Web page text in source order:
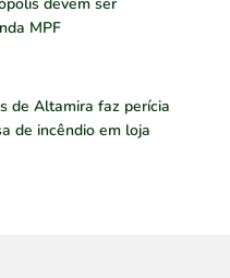
MPF
de Altamira faz perícia
de incêndio em loja